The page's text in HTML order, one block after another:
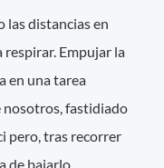
las distancias en
respirar. Empujar la
en una tarea
nosotros, fastidiado
pero, tras recorrer
de bajarlo